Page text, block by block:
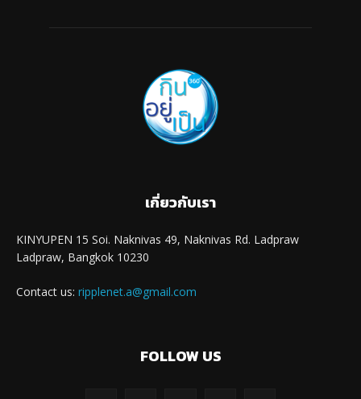
เกี่ยวกับเรา
KINYUPEN 15 Soi. Naknivas 49, Naknivas Rd. Ladpraw
Ladpraw, Bangkok 10230
Contact us: ripplenet.a@gmail.com
FOLLOW US